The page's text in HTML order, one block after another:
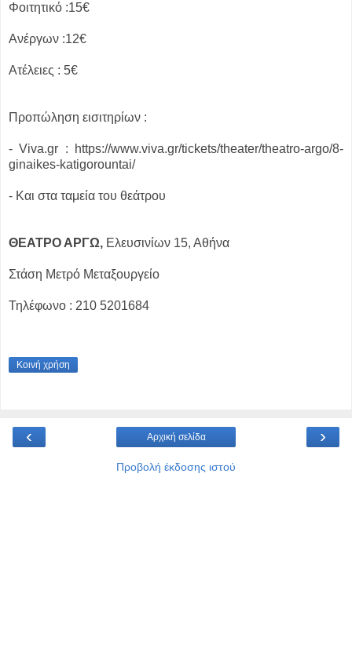
Φοιτητικό :15€
Ανέργων :12€
Ατέλειες : 5€
Προπώληση εισιτηρίων :
- Viva.gr : https://www.viva.gr/tickets/theater/theatro-argo/8-
ginaikes-katigorountai/
- Και στα ταμεία του θεάτρου
ΘΕΑΤΡΟ ΑΡΓΩ, Ελευσινίων 15, Αθήνα
Στάση Μετρό Μεταξουργείο
Τηλέφωνο : 210 5201684
Κοινή χρήση
‹ ›
Αρχική σελίδα
Προβολή έκδοσης ιστού